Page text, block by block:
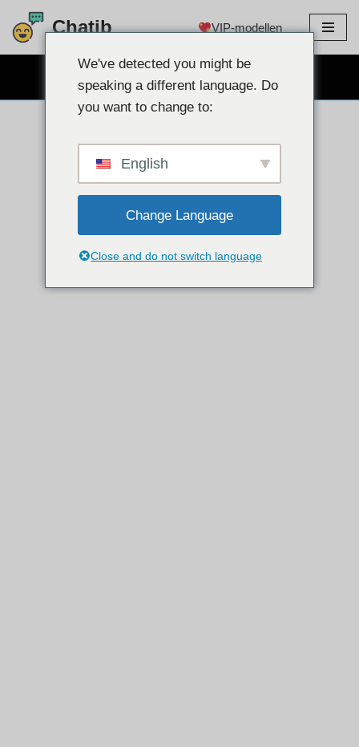
Doorgaan
Chatib VIP-modellen
We've detected you might be
speaking a different language. Do
you want to change to:
English
Change Language
Close and do not switch language